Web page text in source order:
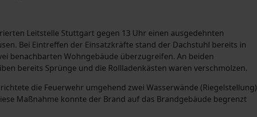
Leitstelle Stuttgart gegen 13 Uhr einen ausgedehnten
Bei Eintreffen der Einsatzkräfte stand der Dachstuhl bereits in
benachbarten Wohngebäude überzugreifen. An beiden
bereits Sprünge und die Rollladenkästen waren verschmolzen.
die Feuerwehr umgehend zwei Wasserwände (Riegelstellung)
Maßnahme konnte der Brand auf das Brandgebäude begrenzt